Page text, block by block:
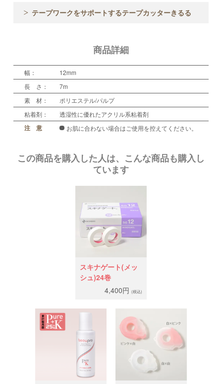
テープワークをサポートするテープカッターきるる
商品詳細
幅：
12mm
長 さ：
7m
素 材：
ポリエステル/パルプ
粘着剤：
透湿性に優れたアクリル系粘着剤
注 意 お肌に合わない場合はご使用を控えてください。
この商品を購入した人は、こんな商品も購入し
ています
スキナゲート(メッ
シュ)24巻
4,400円(税込)